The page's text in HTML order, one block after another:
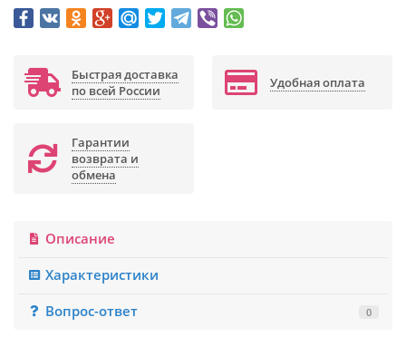
Быстрая доставка
по всей России
Удобная оплата
Гарантии
возврата и
обмена
Описание
Характеристики
Вопрос-ответ
0